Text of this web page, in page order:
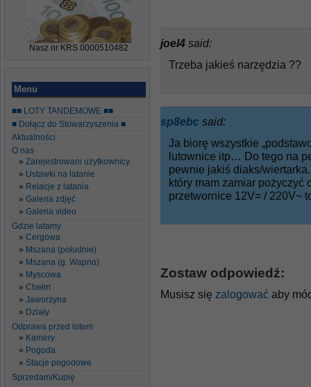
Nasz nr KRS 0000510482
Menu
■■ LOTY TANDEMOWE ■■
■ Dołącz do Stowarzyszenia ■
Aktualności
O nas
Zarejestrowani użytkownicy
Ustawki na latanie
Relacje z latania
Galeria zdjęć
Galeria video
Gdzie latamy
Cergowa
Mszana (południe)
Mszana (g. Wapno)
Myscowa
Chełm
Jaworzyna
Działy
Odprawa przed lotem
Kamery
Pogoda
Stacje pogodowe
Sprzedam/Kupię
joel4 said:
Trzeba jakieś narzędzia ??
sp8ebc said:
Ja biorę wszystkie
lutownice itp… Do tego na
pewnie jakiś diaks/
który mam zamiar pożyczyć
przetwornice 12V= / 220V~
Zostaw odpowiedź:
Musisz się zalogować aby